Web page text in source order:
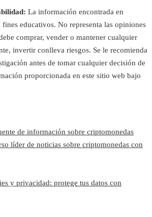
La información encontrada en
educativos. No representa las opiniones
comprar, vender o mantener cualquier
invertir conlleva riesgos. Se le recomienda
antes de tomar cualquier decisión de
proporcionada en este sitio web bajo
de información sobre criptomonedas
líder de noticias sobre criptomonedas con
y privacidad: protege tus datos con